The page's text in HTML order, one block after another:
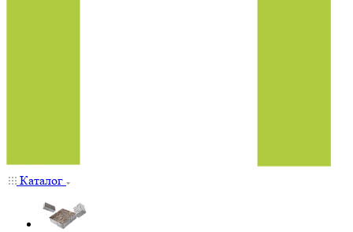
Каталог